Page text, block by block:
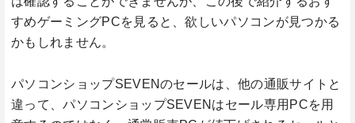
すめゲーミングPCを見ると、欲しいパソコンが見つかる
かもしれません。
パソコンショップSEVENのセールは、他の通販サイトと
違って、パソコンショップSEVENはセール専用PCを用